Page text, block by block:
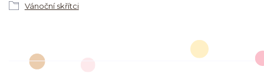
Vánoční skřítci